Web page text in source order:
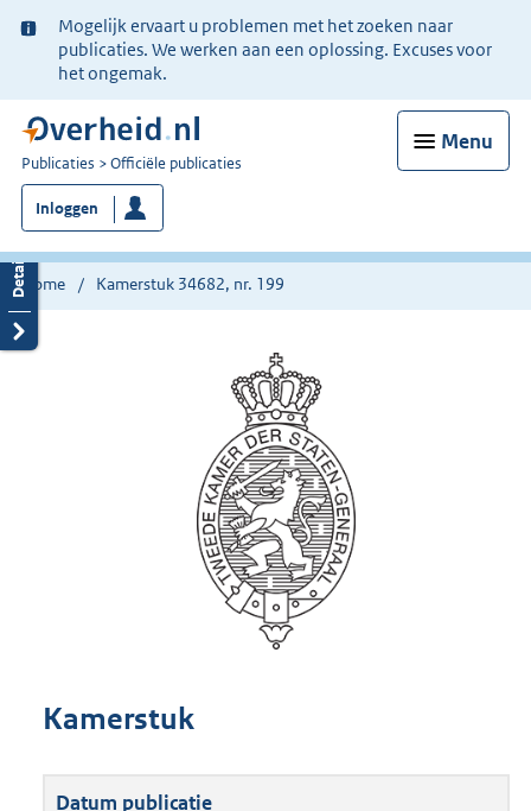
Ter
informatie:
Mogelijk ervaart u problemen met het zoeken naar
publicaties. We werken aan een oplossing. Excuses voor
het ongemak.
Menu
U
bent
nu
hier:
Publicaties Officiële publicaties
Inloggen
Home Kamerstuk 34682, nr. 199
Kamerstuk